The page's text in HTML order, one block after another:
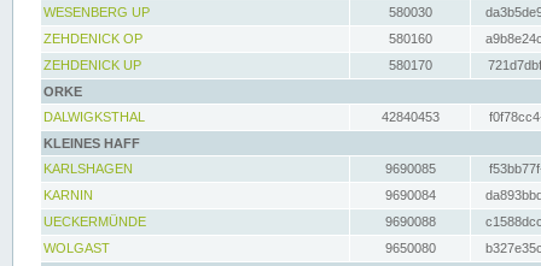
WESENBERG UP
580030
ZEHDENICK OP
580160
ZEHDENICK UP
580170
ORKE
DALWIGKSTHAL
42840453
KLEINES HAFF
KARLSHAGEN
9690085
KARNIN
9690084
UECKERMÜNDE
9690088
WOLGAST
9650080